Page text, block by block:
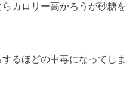
カロリー高かろうが砂糖を
るほどの中毒になってしま